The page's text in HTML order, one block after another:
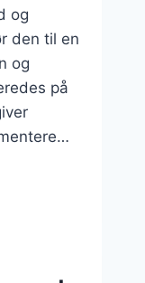
og
den til en
og
på